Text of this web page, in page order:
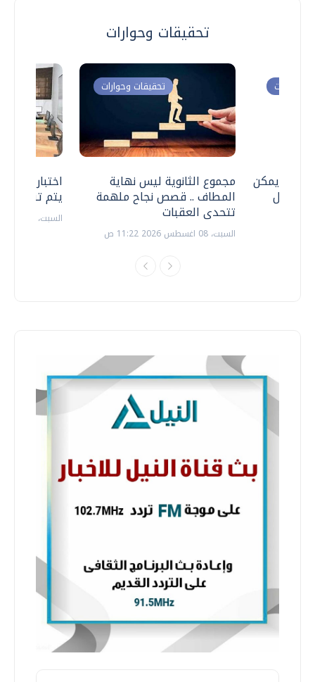
تحقيقات وحوارات
اختبارات
يتم
السبت، 18 يوليو 2026 09:22 ص
تحقيقات وحوارات
مجموع الثانوية ليس نهاية
المطاف .. قصص نجاح ملهمة
تتحدى العقبات
السبت، 08 اغسطس 2026 11:22 ص
وحوارات
.. هل يمكن
نتعامل